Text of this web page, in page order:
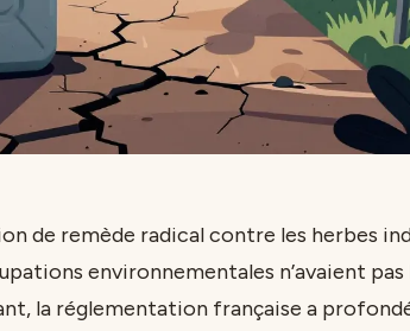
de remède radical contre les herbes
environnementales n’avaient pas
la réglementation française a